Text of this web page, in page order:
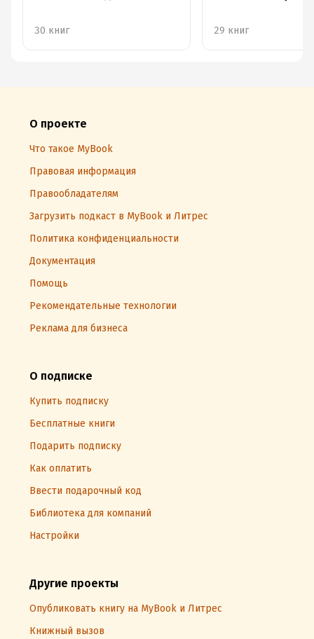
30 книг 29 книг
О проекте
Что такое MyBook
Правовая информация
Правообладателям
Загрузить подкаст в MyBook и Литрес
Политика конфиденциальности
Документация
Помощь
Рекомендательные технологии
Реклама для бизнеса
О подписке
Купить подписку
Бесплатные книги
Подарить подписку
Как оплатить
Ввести подарочный код
Библиотека для компаний
Настройки
Другие проекты
Опубликовать книгу на MyBook и Литрес
Книжный вызов